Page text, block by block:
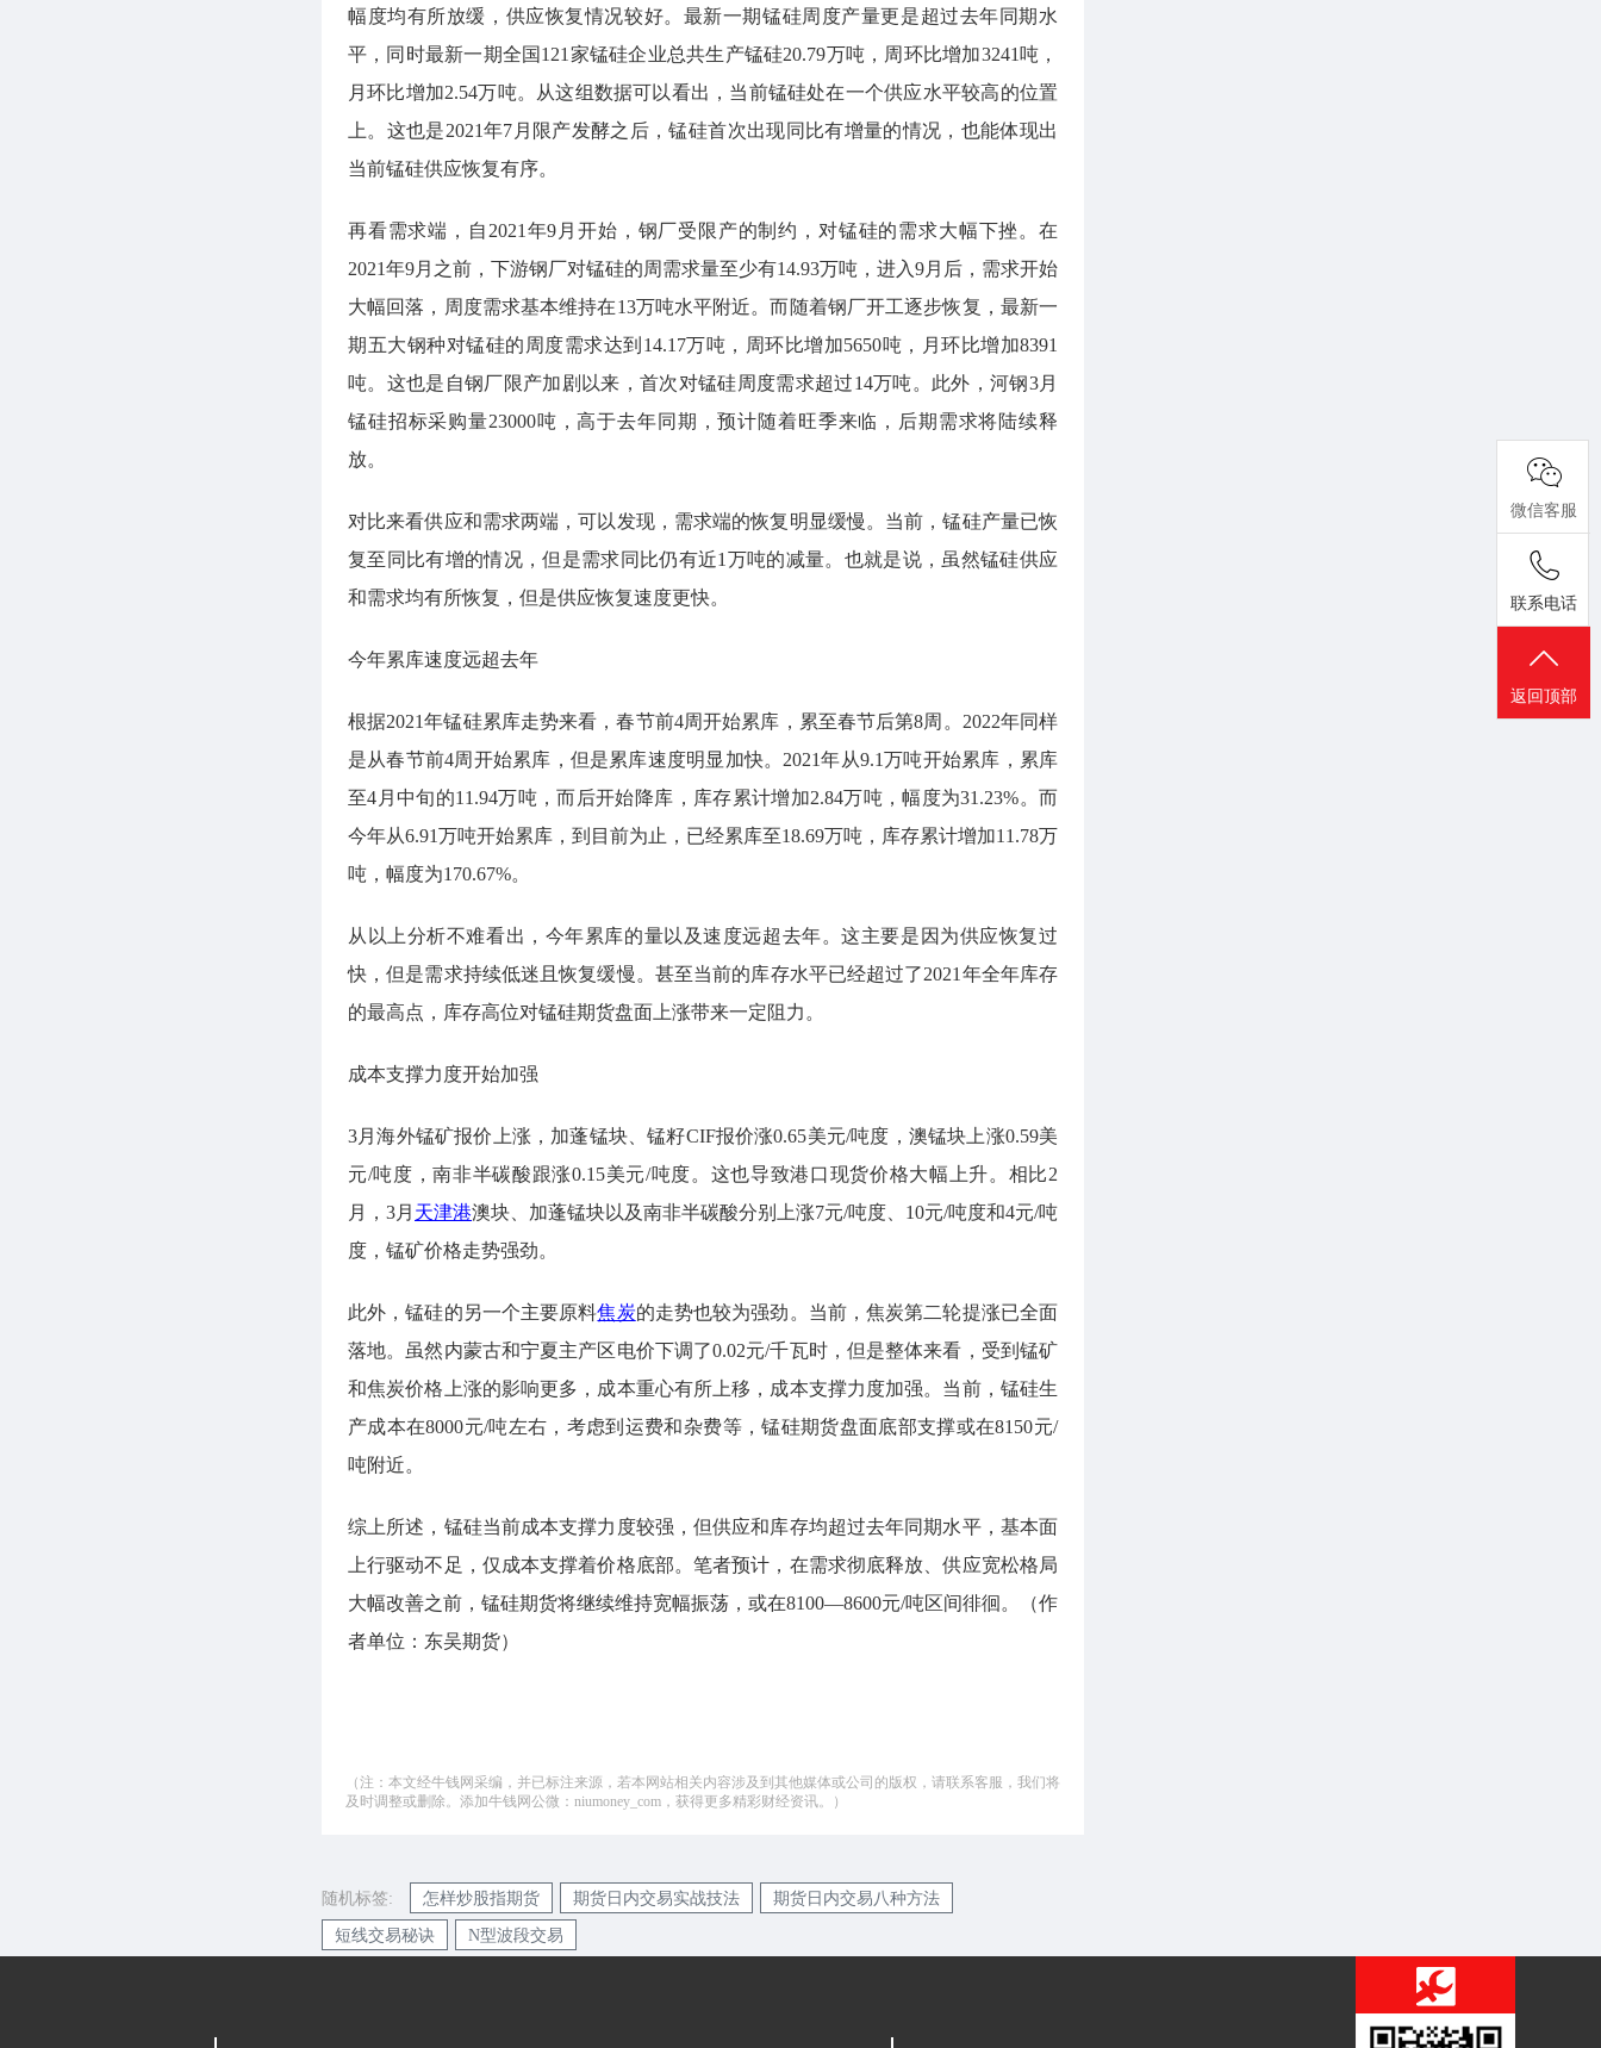
幅度均有所放缓，供应恢复情况较好。最新一期锰硅周度产量更是超过去年同期水
平，同时最新一期全国121家锰硅企业总共生产锰硅20.79万吨，周环比增加3241吨，
月环比增加2.54万吨。从这组数据可以看出，当前锰硅处在一个供应水平较高的位置
上。这也是2021年7月限产发酵之后，锰硅首次出现同比有增量的情况，也能体现出
当前锰硅供应恢复有序。
再看需求端，自2021年9月开始，钢厂受限产的制约，对锰硅的需求大幅下挫。在
2021年9月之前，下游钢厂对锰硅的周需求量至少有14.93万吨，进入9月后，需求开始
大幅回落，周度需求基本维持在13万吨水平附近。而随着钢厂开工逐步恢复，最新一
期五大钢种对锰硅的周度需求达到14.17万吨，周环比增加5650吨，月环比增加8391
吨。这也是自钢厂限产加剧以来，首次对锰硅周度需求超过14万吨。此外，河钢3月
锰硅招标采购量23000吨，高于去年同期，预计随着旺季来临，后期需求将陆续释
放。
对比来看供应和需求两端，可以发现，需求端的恢复明显缓慢。当前，锰硅产量已恢
复至同比有增的情况，但是需求同比仍有近1万吨的减量。也就是说，虽然锰硅供应
和需求均有所恢复，但是供应恢复速度更快。
今年累库速度远超去年
根据2021年锰硅累库走势来看，春节前4周开始累库，累至春节后第8周。2022年同样
是从春节前4周开始累库，但是累库速度明显加快。2021年从9.1万吨开始累库，累库
至4月中旬的11.94万吨，而后开始降库，库存累计增加2.84万吨，幅度为31.23%。而
今年从6.91万吨开始累库，到目前为止，已经累库至18.69万吨，库存累计增加11.78万
吨，幅度为170.67%。
从以上分析不难看出，今年累库的量以及速度远超去年。这主要是因为供应恢复过
快，但是需求持续低迷且恢复缓慢。甚至当前的库存水平已经超过了2021年全年库存
的最高点，库存高位对锰硅期货盘面上涨带来一定阻力。
成本支撑力度开始加强
3月海外锰矿报价上涨，加蓬锰块、锰籽CIF报价涨0.65美元/吨度，澳锰块上涨0.59美
元/吨度，南非半碳酸跟涨0.15美元/吨度。这也导致港口现货价格大幅上升。相比2
月，3月 天津港澳块、加蓬锰块以及南非半碳酸分别上涨7元/吨度、10元/吨度和4元/吨
度，锰矿价格走势强劲。
此外，锰硅的另一个主要原料焦炭的走势也较为强劲。当前，焦炭第二轮提涨已全面
落地。虽然内蒙古和宁夏主产区电价下调了0.02元/千瓦时，但是整体来看，受到锰矿
和焦炭价格上涨的影响更多，成本重心有所上移，成本支撑力度加强。当前，锰硅生
产成本在8000元/吨左右，考虑到运费和杂费等，锰硅期货盘面底部支撑或在8150元/
吨附近。
综上所述，锰硅当前成本支撑力度较强，但供应和库存均超过去年同期水平，基本面
上行驱动不足，仅成本支撑着价格底部。笔者预计，在需求彻底释放、供应宽松格局
大幅改善之前，锰硅期货将继续维持宽幅振荡，或在8100—8600元/吨区间徘徊。（作
者单位：东吴期货）
（注：本文经牛钱网采编，并已标注来源，若本网站相关内容涉及到其他媒体或公司的版权，请联系客服，我们将
及时调整或删除。添加牛钱网公微：niumoney_com，获得更多精彩财经资讯。）
随机标签: 怎样炒股指期货 期货日内交易实战技法 期货日内交易八种方法
短线交易秘诀 N型波段交易
微信客服
联系电话
返回顶部